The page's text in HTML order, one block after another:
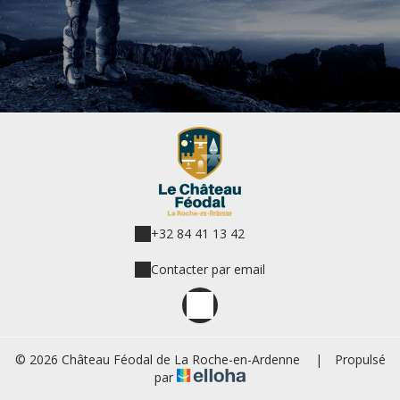
+32 84 41 13 42
Contacter par email
© 2026 Château Féodal de La Roche-en-Ardenne |
Propulsé
par